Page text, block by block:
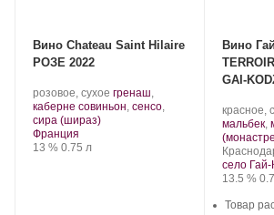
Вино Chateau Saint Hilaire
РОЗЕ 2022
розовое, сухое .
Сорт
гренаш,
каберне совиньон, сенсо,
сира (шираз).
Регион:
Франция
Крепость
13 %. Объем
0.75 л
Вино
GAI-
Гай-
Кодзор.
красное,
мальбек,
Регион:
село
Крепость
13.5 %.
Товар